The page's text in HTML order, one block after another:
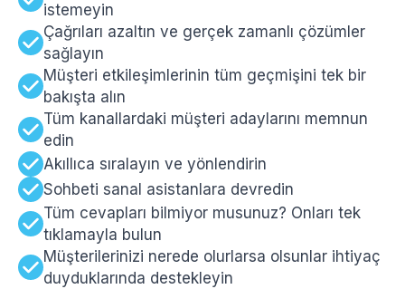
istemeyin
Çağrıları azaltın ve gerçek zamanlı çözümler
sağlayın
Müşteri etkileşimlerinin tüm geçmişini tek bir
bakışta alın
Tüm kanallardaki müşteri adaylarını memnun
edin
Akıllıca sıralayın ve yönlendirin
Sohbeti sanal asistanlara devredin
Tüm cevapları bilmiyor musunuz? Onları tek
tıklamayla bulun
Müşterilerinizi nerede olurlarsa olsunlar ihtiyaç
duyduklarında destekleyin